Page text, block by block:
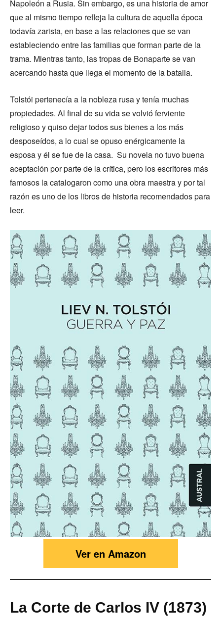
Napoleón a Rusia. Sin embargo, es una historia de amor
que al mismo tiempo refleja la cultura de aquella época
todavía zarista, en base a las relaciones que se van
estableciendo entre las familias que forman parte de la
trama. Mientras tanto, las tropas de Bonaparte se van
acercando hasta que llega el momento de la batalla.
Tolstói pertenecía a la nobleza rusa y tenía muchas
propiedades. Al final de su vida se volvió ferviente
religioso y quiso dejar todos sus bienes a los más
desposeídos, a lo cual se opuso enérgicamente la
esposa y él se fue de la casa. Su novela no tuvo buena
aceptación por parte de la crítica, pero los escritores más
famosos la catalogaron como una obra maestra y por tal
razón es uno de los libros de historia recomendados para
leer.
Ver en Amazon
La Corte de Carlos IV (1873)